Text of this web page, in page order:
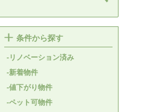
条件から探す
-リノベーション済み
-新着物件
-値下がり物件
-ペット可物件